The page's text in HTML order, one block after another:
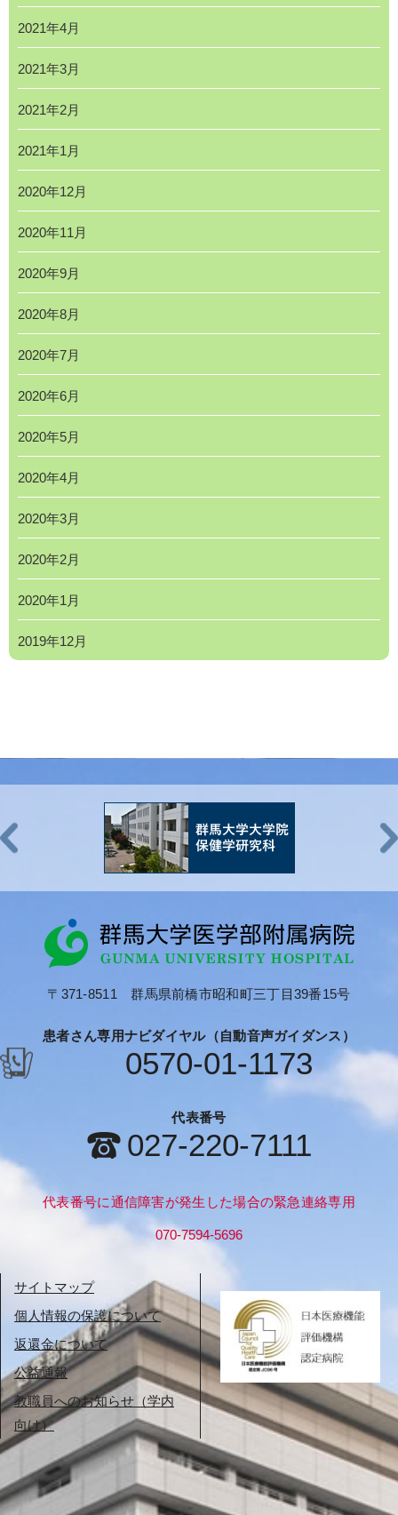
2021年4月
2021年3月
2021年2月
2021年1月
2020年12月
2020年11月
2020年9月
2020年8月
2020年7月
2020年6月
2020年5月
2020年4月
2020年3月
2020年2月
2020年1月
2019年12月
〒371-8511 群馬県前橋市昭和町三丁目39番15号
患者さん専用ナビダイヤル（自動音声ガイダンス）
0570-01-1173
代表番号
027-220-7111
代表番号に通信障害が発生した場合の緊急連絡専用
070-7594-5696
サイトマップ
個人情報の保護について
返還金について
公益通報
教職員へのお知らせ（学内
向け）